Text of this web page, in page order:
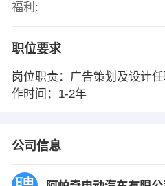
福利:
职位要求
岗位职责：广告策划及设计
作时间：1-2年
公司信息